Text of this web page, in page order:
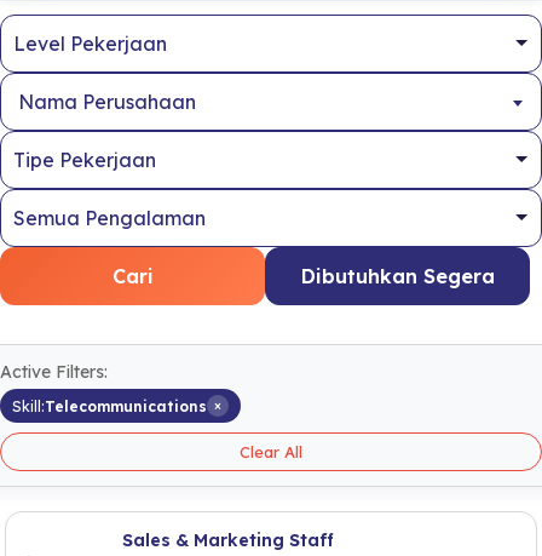
Nama Perusahaan
Cari Dibutuhkan Segera
Active Filters:
Skill:Telecommunications ×
Clear All
Sales & Marketing Staff